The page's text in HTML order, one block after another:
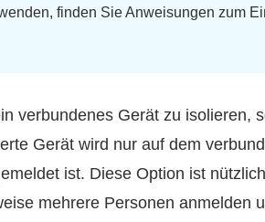
finden Sie Anweisungen zum
verbundenes Gerät zu isolieren,
Gerät wird nur auf dem
ist. Diese Option ist
mehrere Personen anmelden